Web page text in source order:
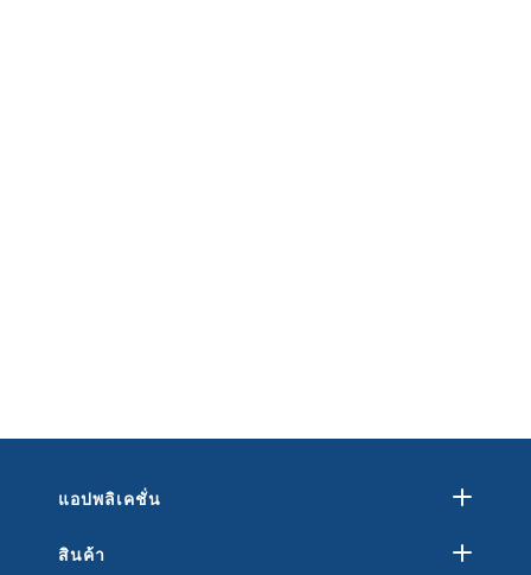
แอปพลิเคชั่น
สินค้า